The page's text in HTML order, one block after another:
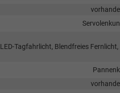
Tagfahrlicht, Blendfreies Fernlicht,